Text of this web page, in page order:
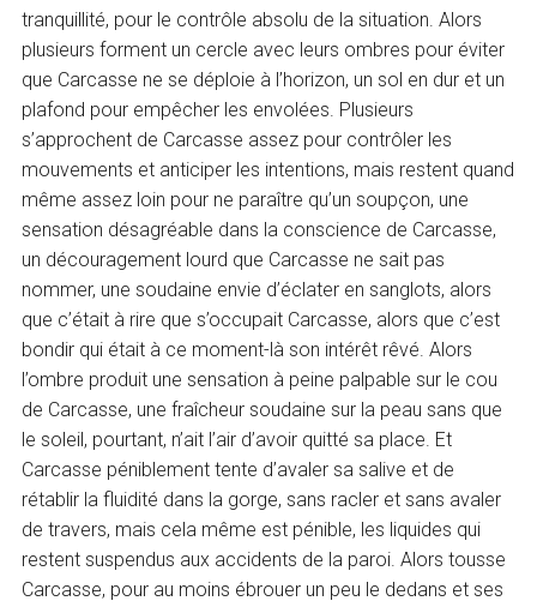
tranquillité, pour le contrôle absolu de la situation. Alors
plusieurs forment un cercle avec leurs ombres pour éviter
que Carcasse ne se déploie à l’horizon, un sol en dur et un
plafond pour empêcher les envolées. Plusieurs
s’approchent de Carcasse assez pour contrôler les
mouvements et anticiper les intentions, mais restent quand
même assez loin pour ne paraître qu’un soupçon, une
sensation désagréable dans la conscience de Carcasse,
un découragement lourd que Carcasse ne sait pas
nommer, une soudaine envie d’éclater en sanglots, alors
que c’était à rire que s’occupait Carcasse, alors que c’est
bondir qui était à ce moment-là son intérêt rêvé. Alors
l’ombre produit une sensation à peine palpable sur le cou
de Carcasse, une fraîcheur soudaine sur la peau sans que
le soleil, pourtant, n’ait l’air d’avoir quitté sa place. Et
Carcasse péniblement tente d’avaler sa salive et de
rétablir la fluidité dans la gorge, sans racler et sans avaler
de travers, mais cela même est pénible, les liquides qui
restent suspendus aux accidents de la paroi. Alors tousse
Carcasse, pour au moins ébrouer un peu le dedans et ses